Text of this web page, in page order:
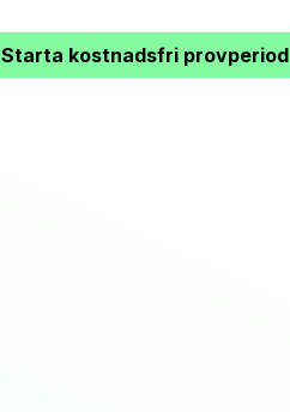
Starta kostnadsfri provperiod